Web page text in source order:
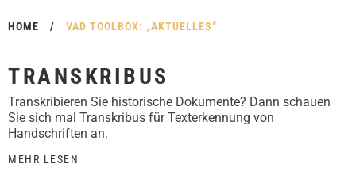
HOME / VAD TOOLBOX: „AKTUELLES“
TRANSKRIBUS
Transkribieren Sie historische Dokumente? Dann schauen
Sie sich mal Transkribus für Texterkennung von
Handschriften an.
MEHR LESEN